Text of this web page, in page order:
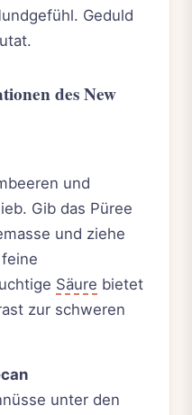
Geduld
des New
und
Gib das Püree
und ziehe
Säure bietet
zur schweren
unter den